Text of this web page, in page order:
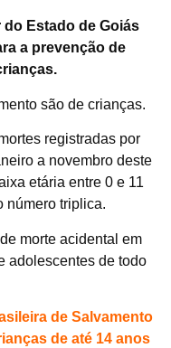
Estado de Goiás
a prevenção de
são de crianças.
registradas por
a novembro deste
etária entre 0 e 11
número triplica.
morte acidental em
adolescentes de todo
de Salvamento
de até 14 anos